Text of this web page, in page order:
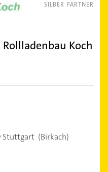
SILBER PARTNER
Koch
Stuttgart (Birkach)